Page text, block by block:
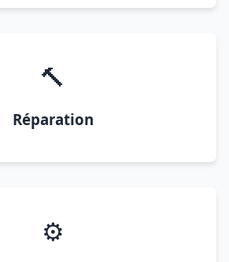
🔨
Réparation
⚙️